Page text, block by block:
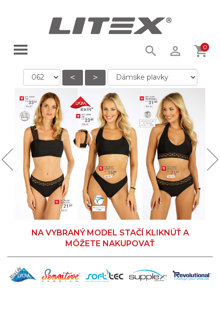
0
< >
NA VYBRANÝ MODEL STAČÍ KLIKNÚŤ A
MÔŽETE NAKUPOVAŤ